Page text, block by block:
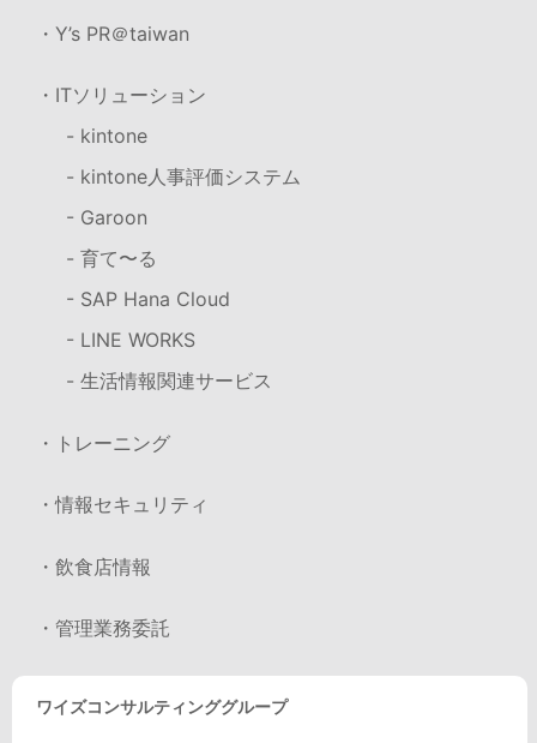
・Y’s PR＠taiwan
・ITソリューション
- kintone
- kintone人事評価システム
- Garoon
- 育て〜る
- SAP Hana Cloud
- LINE WORKS
- 生活情報関連サービス
・トレーニング
・情報セキュリティ
・飲食店情報
・管理業務委託
ワイズコンサルティンググループ